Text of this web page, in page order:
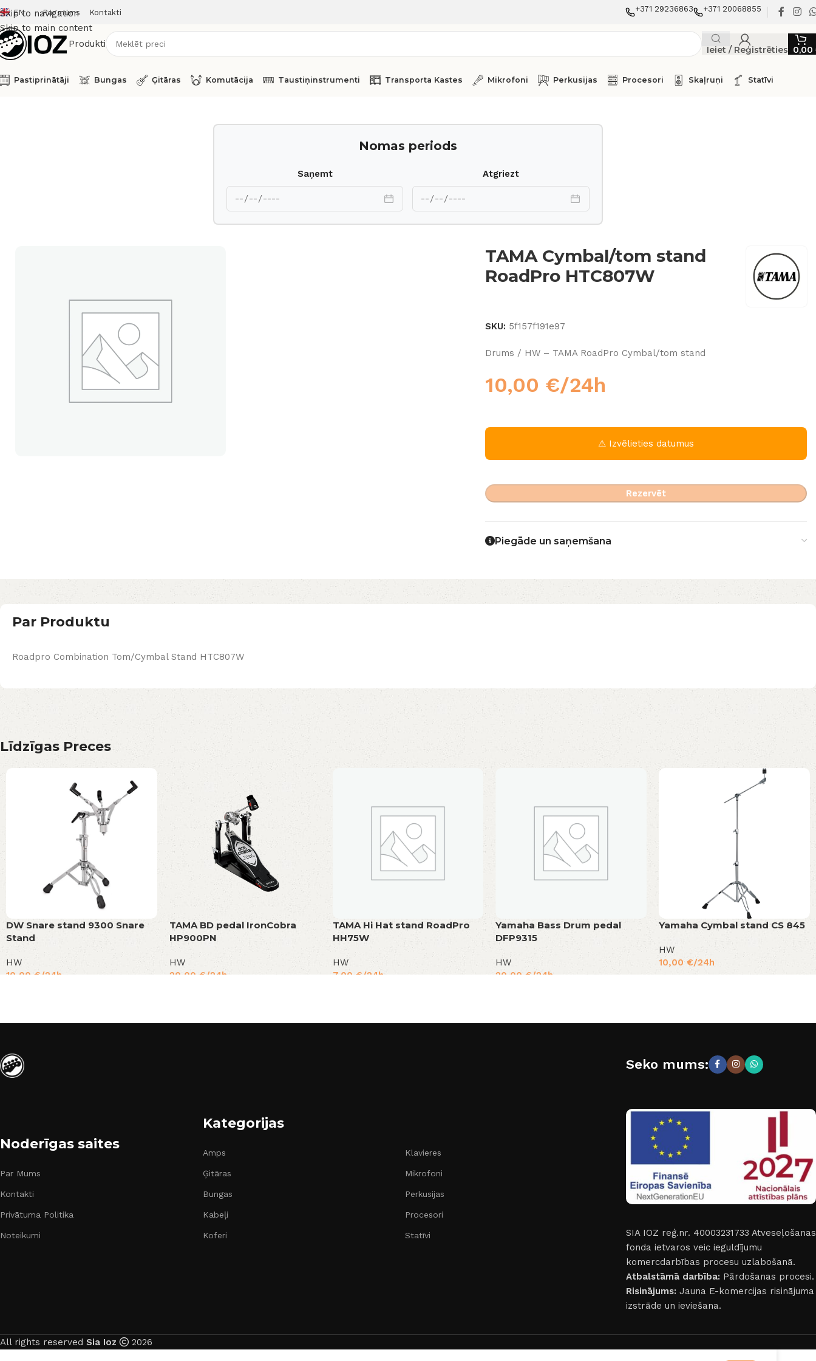
Skip to navigation
Skip to main content
EN Par mums Kontakti +371 29236863 +371 20068855
Produkti
Ieiet / Reģistrēties 0,00
Pastiprinātāji Bungas Ģitāras Komutācija Taustiņinstrumenti Transporta Kastes Mikrofoni Perkusijas Procesori Skaļruņi Statīvi
Nomas periods
Saņemt Atgriezt
TAMA Cymbal/tom stand
RoadPro HTC807W
SKU: 5f157f191e97
Drums / HW – TAMA RoadPro Cymbal/tom stand
10,00 €/24h
⚠ Izvēlieties datumus
Rezervēt
Piegāde un saņemšana
Par Produktu
Roadpro Combination Tom/Cymbal Stand HTC807W
Līdzīgas Preces
DW Snare stand 9300 Snare
Stand
HW
10,00€/24h
TAMA BD pedal IronCobra
HP900PN
HW
20,00€/24h
TAMA Hi Hat stand RoadPro
HH75W
HW
7,00€/24h
Yamaha Bass Drum pedal
DFP9315
HW
20,00€/24h
Yamaha Cymbal stand CS 845
HW
10,00€/24h
Noderīgas saites
Par Mums
Kontakti
Privātuma Politika
Noteikumi
Kategorijas
Amps
Ģitāras
Bungas
Kabeļi
Koferi
Klavieres
Mikrofoni
Perkusijas
Procesori
Statīvi
Seko mums:
SIA IOZ reģ.nr. 40003231733 Atveseļošanas
fonda ietvaros veic ieguldījumu
komercdarbības procesu uzlabošanā.
Atbalstāmā darbība: Pārdošanas procesi.
Risinājums: Jauna E-komercijas risinājuma
izstrāde un ieviešana.
All rights reserved Sia Ioz 2026